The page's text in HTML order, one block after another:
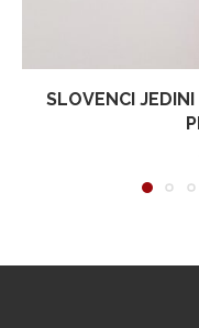
SLOVENCI